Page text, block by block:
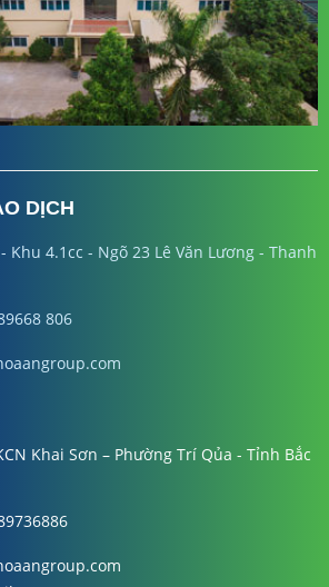
DỊCH
Khu 4.1cc - Ngõ 23 Lê Văn Lương - Thanh
806
Khai Sơn – Phường Trí Qủa - Tỉnh Bắc